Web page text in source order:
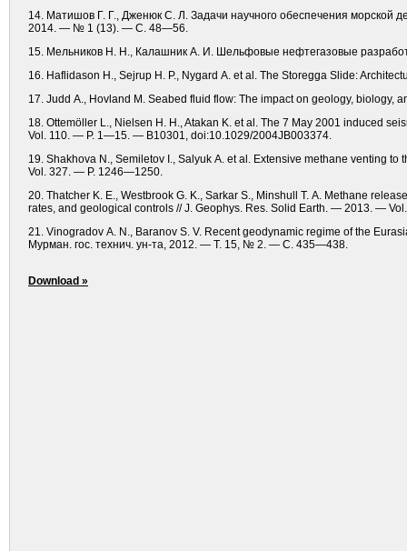
14. Матишов Г. Г., Дженюк С. Л. Задачи научного обеспечения морской
2014. — № 1 (13). — С. 48—56.
15. Мельников Н. Н., Калашник А. И. Шельфовые нефтегазовые
16. Haflidason H., Sejrup H. P., Nygard A. et al. The Storegga Slide:
17. Judd A., Hovland M. Seabed fluid flow: The impact on geology,
18. Ottemöller L., Nielsen H. H., Atakan K. et al. The 7 May 2001 induced
Vol. 110. — P. 1—15. — B10301, doi:10.1029/2004JB003374.
19. Shakhova N., Semiletov I., Salyuk A. et al. Extensive methane venting
Vol. 327. — P. 1246—1250.
20. Thatcher K. E., Westbrook G. K., Sarkar S., Minshull T. A. Methane
rates, and geological controls // J. Geophys. Res. Solid Earth. — 2013. —
21. Vinogradov A. N., Baranov S. V. Recent geodynamic regime of the
Мурман. гос. технич. ун-та, 2012. — Т. 15, № 2. — С. 435—438.
Download »